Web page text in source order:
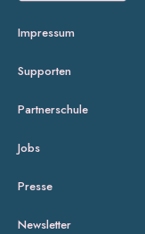
Impressum
Supporten
Partnerschule
Jobs
Presse
Newsletter